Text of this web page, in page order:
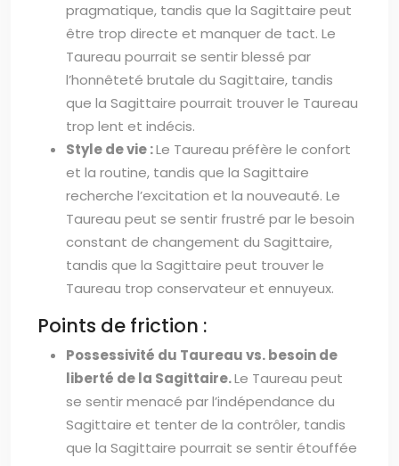
pragmatique, tandis que la Sagittaire peut
être trop directe et manquer de tact. Le
Taureau pourrait se sentir blessé par
l’honnêteté brutale du Sagittaire, tandis
que la Sagittaire pourrait trouver le Taureau
trop lent et indécis.
Style de vie :Le Taureau préfère le confort
et la routine, tandis que la Sagittaire
recherche l’excitation et la nouveauté. Le
Taureau peut se sentir frustré par le besoin
constant de changement du Sagittaire,
tandis que la Sagittaire peut trouver le
Taureau trop conservateur et ennuyeux.
Points de friction :
Possessivité du Taureau vs. besoin de
liberté de la Sagittaire.Le Taureau peut
se sentir menacé par l’indépendance du
Sagittaire et tenter de la contrôler, tandis
que la Sagittaire pourrait se sentir étouffée